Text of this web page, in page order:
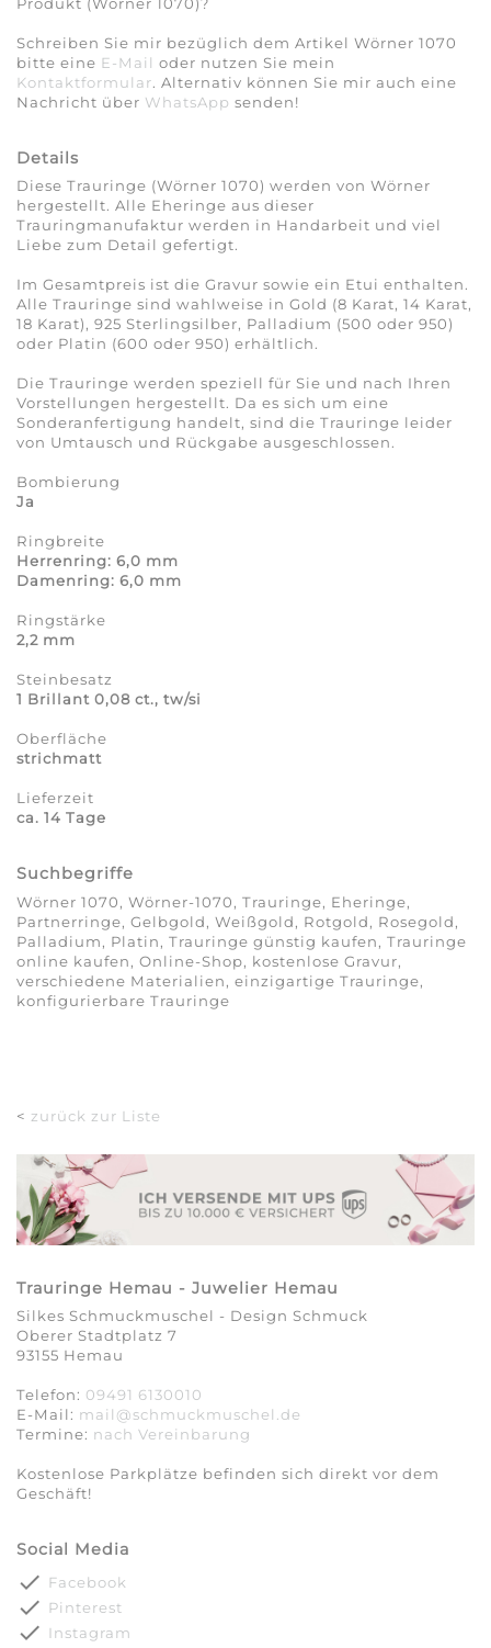
Produkt (Wörner 1070)?
Schreiben Sie mir bezüglich dem Artikel Wörner 1070
bitte eine E-Mail oder nutzen Sie mein
Kontaktformular. Alternativ können Sie mir auch eine
Nachricht über WhatsApp senden!
Details
Diese Trauringe (Wörner 1070) werden von Wörner
hergestellt. Alle Eheringe aus dieser
Trauringmanufaktur werden in Handarbeit und viel
Liebe zum Detail gefertigt.
Im Gesamtpreis ist die Gravur sowie ein Etui enthalten.
Alle Trauringe sind wahlweise in Gold (8 Karat, 14 Karat,
18 Karat), 925 Sterlingsilber, Palladium (500 oder 950)
oder Platin (600 oder 950) erhältlich.
Die Trauringe werden speziell für Sie und nach Ihren
Vorstellungen hergestellt. Da es sich um eine
Sonderanfertigung handelt, sind die Trauringe leider
von Umtausch und Rückgabe ausgeschlossen.
Bombierung
Ja
Ringbreite
Herrenring: 6,0 mm
Damenring: 6,0 mm
Ringstärke
2,2 mm
Steinbesatz
1 Brillant 0,08 ct., tw/si
Oberfläche
strichmatt
Lieferzeit
ca. 14 Tage
Suchbegriffe
Wörner 1070, Wörner-1070, Trauringe, Eheringe,
Partnerringe, Gelbgold, Weißgold, Rotgold, Rosegold,
Palladium, Platin, Trauringe günstig kaufen, Trauringe
online kaufen, Online-Shop, kostenlose Gravur,
verschiedene Materialien, einzigartige Trauringe,
konfigurierbare Trauringe
< zurück zur Liste
Trauringe Hemau - Juwelier Hemau
Silkes Schmuckmuschel - Design Schmuck
Oberer Stadtplatz 7
93155 Hemau
Telefon: 09491 6130010
E-Mail: mail@schmuckmuschel.de
Termine: nach Vereinbarung​​​​​​​
Kostenlose Parkplätze befinden sich direkt vor dem
Geschäft!
Social Media
done Facebook
done Pinterest
done Instagram